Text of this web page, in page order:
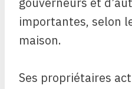
importantes, selon
maison.
Ses propriétaires